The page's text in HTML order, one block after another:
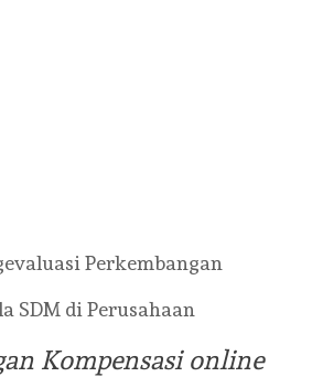
Perkembangan
SDM di Perusahaan
Kompensasi online